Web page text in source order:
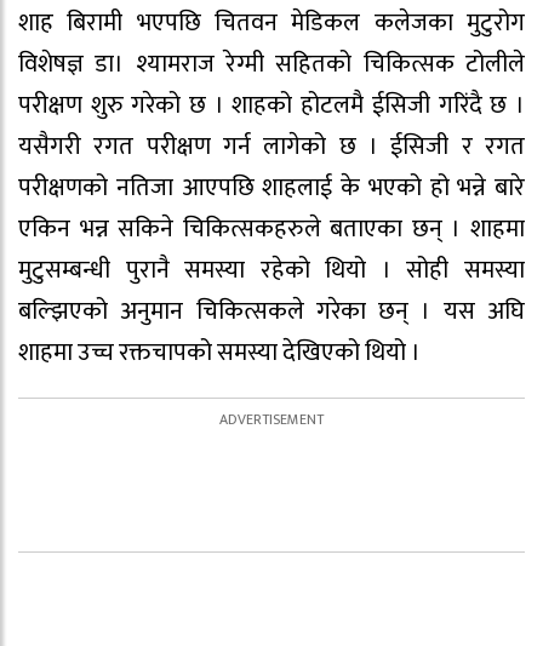
शाह बिरामी भएपछि चितवन मेडिकल कलेजका मुटुरोग
विशेषज्ञ डा। श्यामराज रेग्मी सहितको चिकित्सक टोलीले
परीक्षण शुरु गरेको छ । शाहको होटलमै ईसिजी गरिंदै छ ।
यसैगरी रगत परीक्षण गर्न लागेको छ । ईसिजी र रगत
परीक्षणको नतिजा आएपछि शाहलाई के भएको हो भन्ने बारे
एकिन भन्न सकिने चिकित्सकहरुले बताएका छन् । शाहमा
मुटुसम्बन्धी पुरानै समस्या रहेको थियो । सोही समस्या
बल्झिएको अनुमान चिकित्सकले गरेका छन् । यस अघि
शाहमा उच्च रक्तचापको समस्या देखिएको थियो ।